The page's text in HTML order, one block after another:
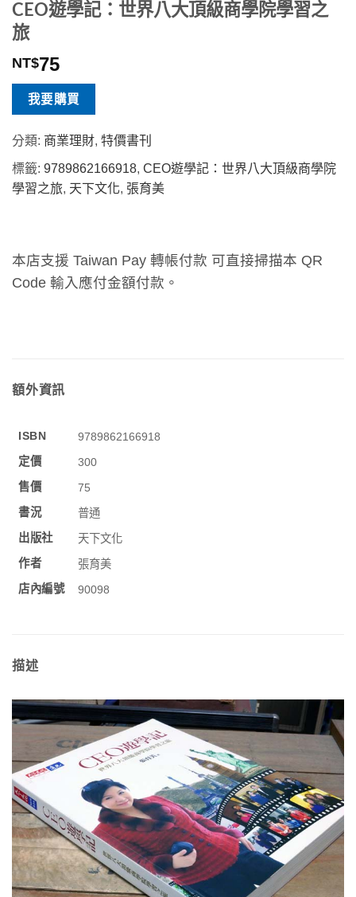
CEO遊學記：世界八大頂級商學院學習之
旅
NT$75
我要購買
分類: 商業理財, 特價書刊
標籤: 9789862166918, CEO遊學記：世界八大頂級商學院
學習之旅, 天下文化, 張育美
本店支援 Taiwan Pay 轉帳付款 可直接掃描本 QR
Code 輸入應付金額付款。
額外資訊
ISBN
9789862166918
定價
300
售價
75
書況
普通
出版社
天下文化
作者
張育美
店內編號
90098
描述